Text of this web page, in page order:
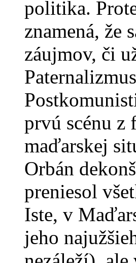
politika.
znamená, že
záujmov, či
prvú scénu z
maďarskej
Orbán
preniesol
Iste, v
jeho